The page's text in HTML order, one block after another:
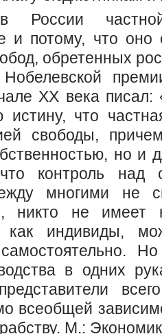
России
и потому, что оно
обретенных
Нобелевской
ХХ века писал:
что
свободы,
но и
контроль над
многими не
никто не имеет
индивиды,
в одних
всеобщей
рабству. М.: